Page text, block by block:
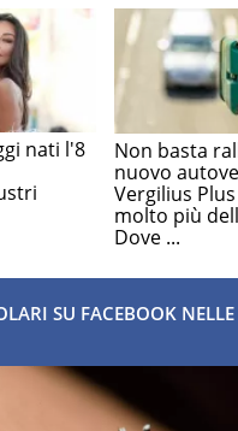
nati l'8
Non basta
nuovo
Vergilius
molto più
Dove ...
SU FACEBOOK